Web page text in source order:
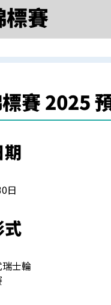
賽
賽 2025
日
式
瑞士輪